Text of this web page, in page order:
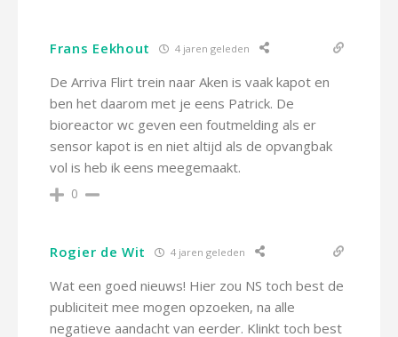
Frans Eekhout 4 jaren geleden
De Arriva Flirt trein naar Aken is vaak kapot en
ben het daarom met je eens Patrick. De
bioreactor wc geven een foutmelding als er
sensor kapot is en niet altijd als de opvangbak
vol is heb ik eens meegemaakt.
0
Rogier de Wit 4 jaren geleden
Wat een goed nieuws! Hier zou NS toch best de
publiciteit mee mogen opzoeken, na alle
negatieve aandacht van eerder. Klinkt toch best